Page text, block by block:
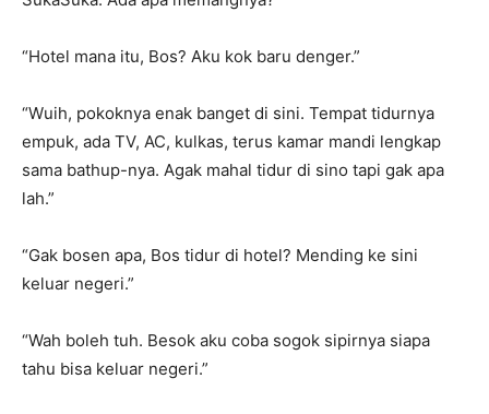
“Hotel mana itu, Bos? Aku kok baru denger.”
“Wuih, pokoknya enak banget di sini. Tempat tidurnya
empuk, ada TV, AC, kulkas, terus kamar mandi lengkap
sama bathup-nya. Agak mahal tidur di sino tapi gak apa
lah.”
“Gak bosen apa, Bos tidur di hotel? Mending ke sini
keluar negeri.”
“Wah boleh tuh. Besok aku coba sogok sipirnya siapa
tahu bisa keluar negeri.”